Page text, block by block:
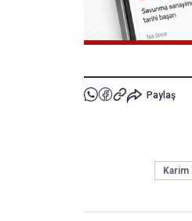
Paylaş
Karim